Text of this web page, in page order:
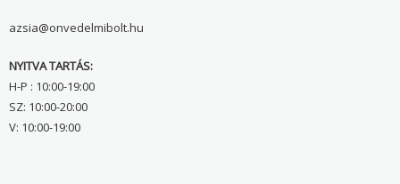
azsia@onvedelmibolt.hu
NYITVA TARTÁS:
H-P : 10:00-19:00
SZ: 10:00-20:00
V: 10:00-19:00